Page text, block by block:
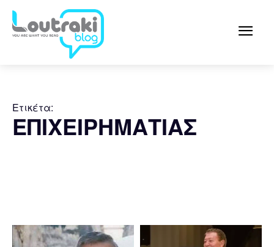
Ετικέτα:
ΕΠΙΧΕΙΡΗΜΑΤΙΑΣ